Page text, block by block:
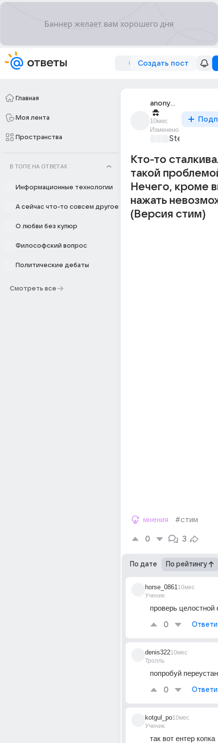
Создать пост
Главная
Моя лента
Пространства
В ТОПЕ НА ОТВЕТАХ
Информационные технологии
А сейчас что-то совсем другое
О любви без купюр
Философский вопрос
Политические дебаты
Смотреть все
anonymous
10мес
Изменено
Steam
Кто-то
такой
Нечего, кроме
нажать
(Версия стим)
мнения #стим
0 3
По дате По рейтингу
horse_0861
Ученик
10мес
проверь
0
denis322
Тролль
10мес
попробуй
0
kotgul_po
Ученик
10мес
так вот ентер копка